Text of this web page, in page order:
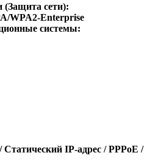
(Защита сети):
WPA2-Enterprise
системы:
IP-адрес / PPPoE /